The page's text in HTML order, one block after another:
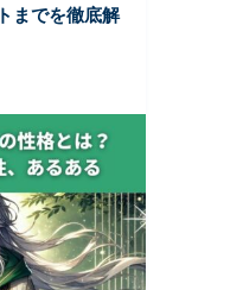
までを徹底解